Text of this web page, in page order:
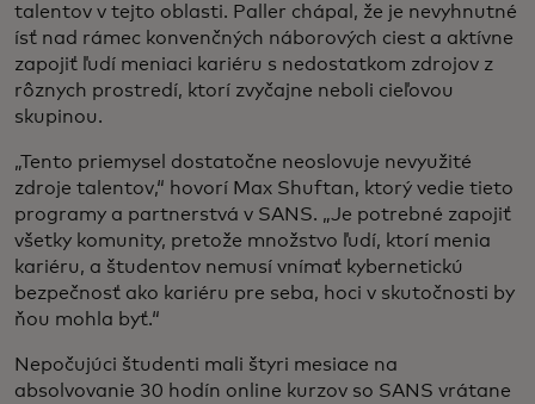
talentov v tejto oblasti. Paller chápal, že je nevyhnutné
ísť nad rámec konvenčných náborových ciest a aktívne
zapojiť ľudí meniaci kariéru s nedostatkom zdrojov z
rôznych prostredí, ktorí zvyčajne neboli cieľovou
skupinou.
„Tento priemysel dostatočne neoslovuje nevyužité
zdroje talentov,“ hovorí Max Shuftan, ktorý vedie tieto
programy a partnerstvá v SANS. „Je potrebné zapojiť
všetky komunity, pretože množstvo ľudí, ktorí menia
kariéru, a študentov nemusí vnímať kybernetickú
bezpečnosť ako kariéru pre seba, hoci v skutočnosti by
ňou mohla byť.“
Nepočujúci študenti mali štyri mesiace na
absolvovanie 30 hodín online kurzov so SANS vrátane